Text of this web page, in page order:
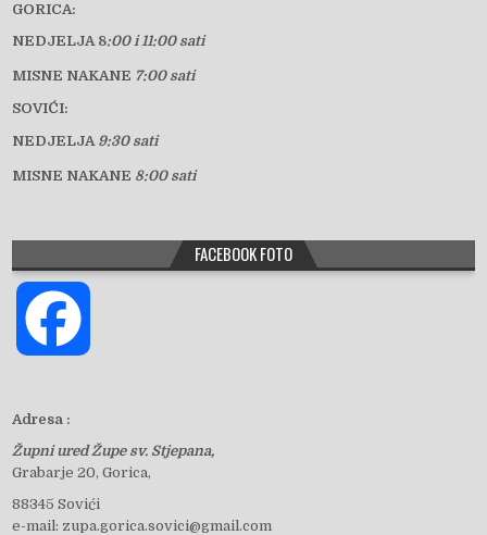
GORICA:
NEDJELJA 8:00 i 11:00 sati
MISNE NAKANE 7:00 sati
SOVIĆI:
NEDJELJA 9:30 sati
MISNE NAKANE 8:00 sati
FACEBOOK FOTO
c
Adresa :
Župni ured Župe sv. Stjepana,
Grabarje 20, Gorica,
88345 Sovići
e-mail: zupa.gorica.sovici@gmail.com